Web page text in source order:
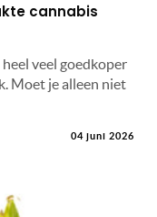
cannabis
veel goedkoper
Moet je alleen niet
04 juni 2026